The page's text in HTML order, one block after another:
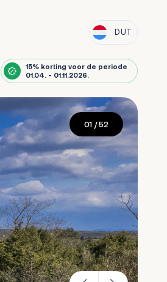
DUT
15% korting voor de periode
01.04. - 01.11.2026.
01 / 52